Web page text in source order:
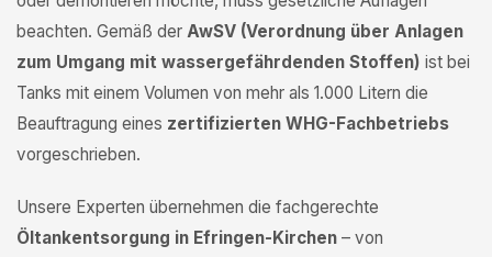
beachten. Gemäß der AwSV (Verordnung über Anlagen
zum Umgang mit wassergefährdenden Stoffen) ist bei
Tanks mit einem Volumen von mehr als 1.000 Litern die
Beauftragung eines zertifizierten WHG-Fachbetriebs
vorgeschrieben.
Unsere Experten übernehmen die fachgerechte
Öltankentsorgung in Efringen-Kirchen – von